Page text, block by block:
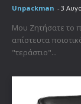
Unpackman - 3
Μου Ζητήσατε το
απίστευτα
"τεράστιο"...